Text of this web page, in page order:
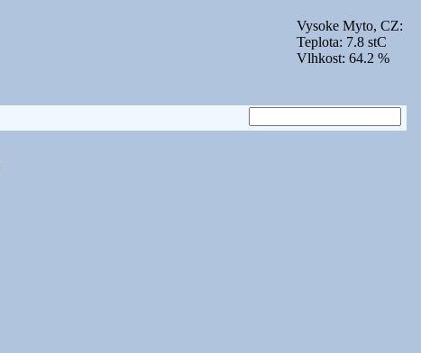
Vysoke Myto, CZ:
Teplota: 7.8 stC
Vlhkost: 64.2 %